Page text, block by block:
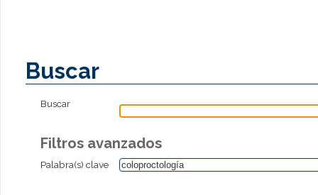
Buscar
Buscar
Filtros avanzados
Palabra(s) clave